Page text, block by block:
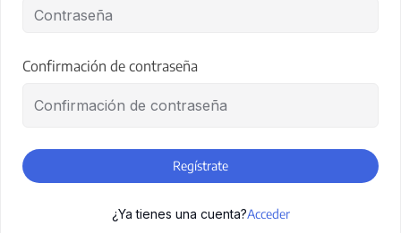
Confirmación de contraseña
Regístrate
¿Ya tienes una cuenta?Acceder